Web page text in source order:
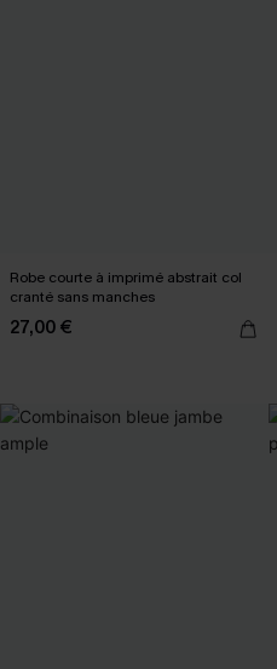
Robe courte à imprimé abstrait col
cranté sans manches
27,00 €